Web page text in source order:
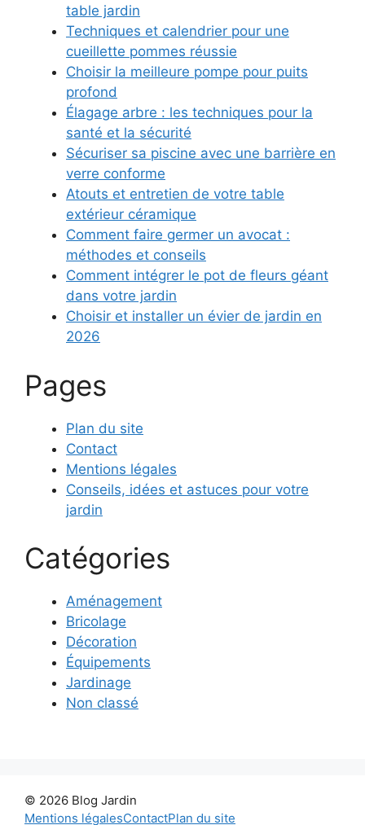
table jardin
Techniques et calendrier pour une
cueillette pommes réussie
Choisir la meilleure pompe pour puits
profond
Élagage arbre : les techniques pour la
santé et la sécurité
Sécuriser sa piscine avec une barrière en
verre conforme
Atouts et entretien de votre table
extérieur céramique
Comment faire germer un avocat :
méthodes et conseils
Comment intégrer le pot de fleurs géant
dans votre jardin
Choisir et installer un évier de jardin en
2026
Pages
Plan du site
Contact
Mentions légales
Conseils, idées et astuces pour votre
jardin
Catégories
Aménagement
Bricolage
Décoration
Équipements
Jardinage
Non classé
Mentions légalesContactPlan du site
© 2026 Blog Jardin